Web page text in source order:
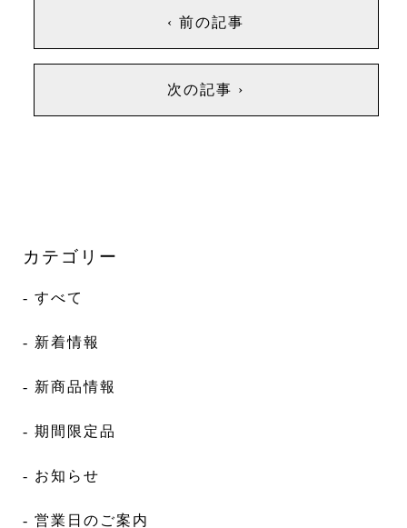
‹ 前の記事
次の記事 ›
カテゴリー
- すべて
- 新着情報
- 新商品情報
- 期間限定品
- お知らせ
- 営業日のご案内